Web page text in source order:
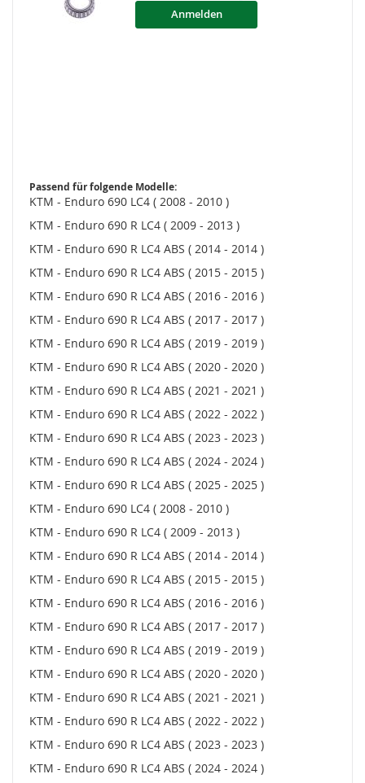
Anmelden
Passend für folgende Modelle:
KTM - Enduro 690 LC4 ( 2008 - 2010 )
KTM - Enduro 690 R LC4 ( 2009 - 2013 )
KTM - Enduro 690 R LC4 ABS ( 2014 - 2014 )
KTM - Enduro 690 R LC4 ABS ( 2015 - 2015 )
KTM - Enduro 690 R LC4 ABS ( 2016 - 2016 )
KTM - Enduro 690 R LC4 ABS ( 2017 - 2017 )
KTM - Enduro 690 R LC4 ABS ( 2019 - 2019 )
KTM - Enduro 690 R LC4 ABS ( 2020 - 2020 )
KTM - Enduro 690 R LC4 ABS ( 2021 - 2021 )
KTM - Enduro 690 R LC4 ABS ( 2022 - 2022 )
KTM - Enduro 690 R LC4 ABS ( 2023 - 2023 )
KTM - Enduro 690 R LC4 ABS ( 2024 - 2024 )
KTM - Enduro 690 R LC4 ABS ( 2025 - 2025 )
KTM - Enduro 690 LC4 ( 2008 - 2010 )
KTM - Enduro 690 R LC4 ( 2009 - 2013 )
KTM - Enduro 690 R LC4 ABS ( 2014 - 2014 )
KTM - Enduro 690 R LC4 ABS ( 2015 - 2015 )
KTM - Enduro 690 R LC4 ABS ( 2016 - 2016 )
KTM - Enduro 690 R LC4 ABS ( 2017 - 2017 )
KTM - Enduro 690 R LC4 ABS ( 2019 - 2019 )
KTM - Enduro 690 R LC4 ABS ( 2020 - 2020 )
KTM - Enduro 690 R LC4 ABS ( 2021 - 2021 )
KTM - Enduro 690 R LC4 ABS ( 2022 - 2022 )
KTM - Enduro 690 R LC4 ABS ( 2023 - 2023 )
KTM - Enduro 690 R LC4 ABS ( 2024 - 2024 )